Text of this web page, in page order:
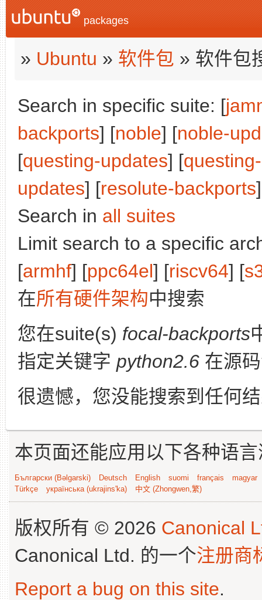
packages
» Ubuntu » 软件包 » 软件包
Search in specific suite: [
backports] [noble] [noble-
[questing-updates] [
updates] [resolute-backports
Search in all suites
Limit search to a specific
[armhf] [ppc64el] [riscv64] [
在所有硬件架构中搜索
您在suite(s) focal-backports
指定关键字 python2.6 在源
很遗憾，您没能搜索到任何
本页面还能应用以下各种语
Български (Bəlgarski) Deutsch English suomi français
magyar
Türkçe
українська (ukrajins'ka) 中文 (Zhongwen,繁)
版权所有 © 2026 Canonical
Canonical Ltd. 的一个注册商
Report a bug on this site.